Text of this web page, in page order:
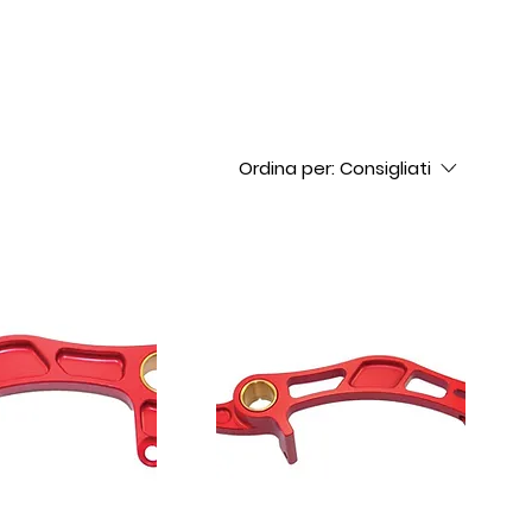
Ordina per:Consigliati